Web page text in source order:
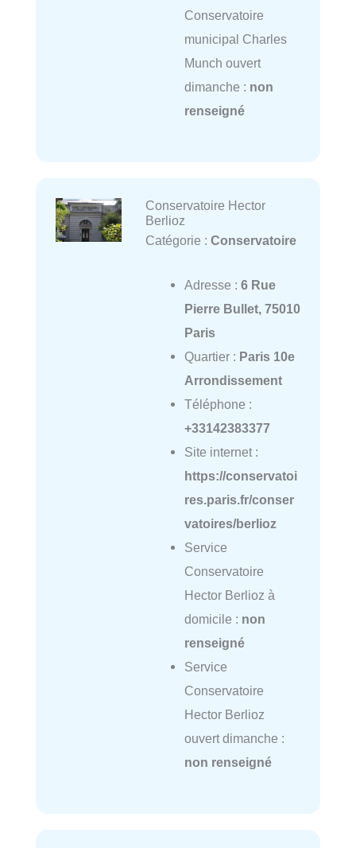
Conservatoire
municipal Charles
Munch ouvert
dimanche : non
renseigné
Conservatoire Hector
Berlioz
Catégorie : Conservatoire
Adresse : 6 Rue
Pierre Bullet, 75010
Paris
Quartier : Paris 10e
Arrondissement
Téléphone :
+33142383377
Site internet :
https://conservatoi
res.paris.fr/conser
vatoires/berlioz
Service
Conservatoire
Hector Berlioz à
domicile : non
renseigné
Service
Conservatoire
Hector Berlioz
ouvert dimanche :
non renseigné